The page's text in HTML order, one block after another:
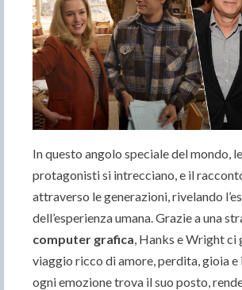
In questo angolo speciale del mondo,
protagonisti si intrecciano, e il
attraverso le generazioni, rivelando
dell’esperienza umana. Grazie a una
computer grafica , Hanks e Wright ci
viaggio ricco di amore, perdita, gioia e
ogni emozione trova il suo posto,